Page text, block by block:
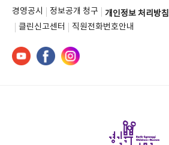
경영공시 정보공개 청구 개인정보 처리방침
클린신고센터
직원전화번호안내